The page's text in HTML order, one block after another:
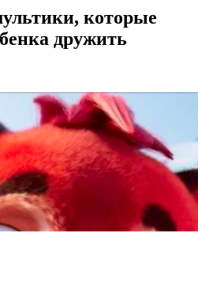
которые
дружить